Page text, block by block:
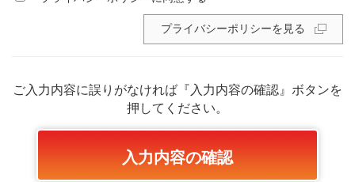
プライバシーポリシーを見る
ご入力内容に誤りがなければ『入力内容の確認』ボタンを
押してください。